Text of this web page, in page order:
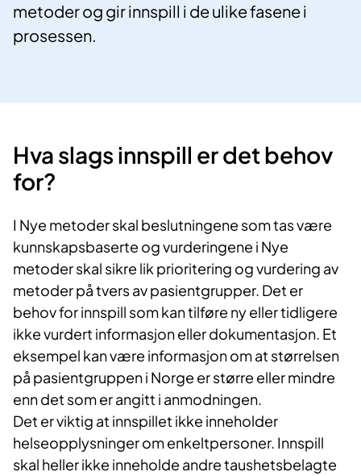
metoder og gir innspill i de ulike fasene i
prosessen.
Hva slags innspill er det behov
for?
I Nye metoder skal beslutningene som tas være
kunnskapsbaserte og vurderingene i Nye
metoder skal sikre lik prioritering og vurdering av
metoder på tvers av pasientgrupper. Det er
behov for innspill som kan tilføre ny eller tidligere
ikke vurdert informasjon eller dokumentasjon. Et
eksempel kan være informasjon om at størrelsen
på pasientgruppen i Norge er større eller mindre
enn det som er angitt i anmodningen.
Det er viktig at innspillet ikke inneholder
helseopplysninger om enkeltpersoner. Innspill
skal heller ikke inneholde andre taushetsbelagte